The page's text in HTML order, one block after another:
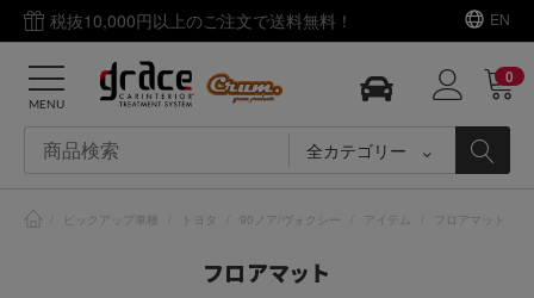
税抜10,000円以上のご注文で送料無料！ EN
全カテゴリー
0
MENU
ピックアップ車種 トヨタ 90ノア/ヴォクシー アイテム フロアマット
フロアマット